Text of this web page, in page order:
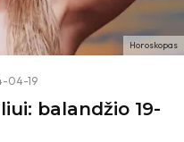
Horoskopas
04-19
balandžio 19-